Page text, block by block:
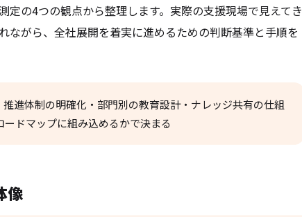
定の4つの観点から整理します。実際の支援現場で見えてき
ながら、全社展開を着実に進めるための判断基準と手順を
進体制の明確化・部門別の教育設計・ナレッジ共有の仕組
ドマップに組み込めるかで決まる
像